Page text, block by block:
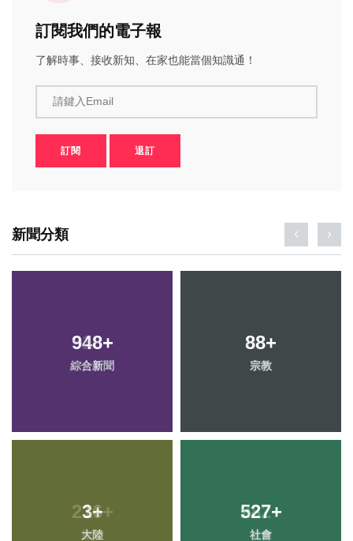
訂閱我們的電子報
了解時事、接收新知、在家也能當個知識通！
請鍵入Email
訂閱 退訂
新聞分類
948+
綜合新聞
88+
宗教
3+
大陸
527+
社會